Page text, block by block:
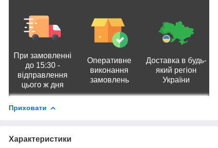
При замовленні
до 15:30 -
відправлення
цього ж дня
Оперативне
виконання
замовлень
Доставка в будь-
який регіон
України
Приховати
Характеристики